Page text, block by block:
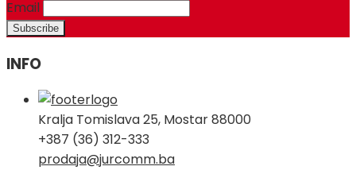
Email
INFO
Kralja Tomislava 25, Mostar 88000
+387 (36) 312-333
prodaja@jurcomm.ba